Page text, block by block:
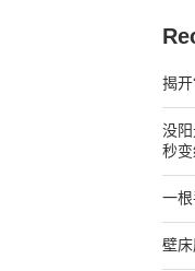
揭开
没
秒
一
壁